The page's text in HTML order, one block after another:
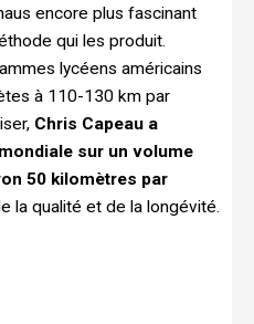
encore plus fascinant
qui les produit.
lycéens américains
à 110-130 km par
Chris Capeau a
sur un volume
50 kilomètres par
la qualité et de la longévité.